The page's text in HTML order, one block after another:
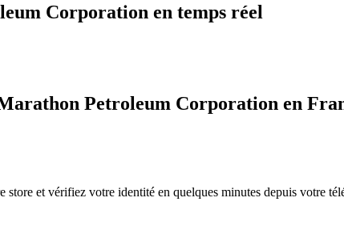
Corporation en temps réel
Petroleum Corporation en
et vérifiez votre identité en quelques minutes depuis votre